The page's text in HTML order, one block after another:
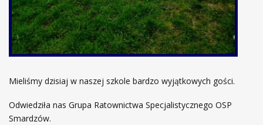
Mieliśmy dzisiaj w naszej szkole bardzo wyjątkowych gości.
Odwiedziła nas Grupa Ratownictwa Specjalistycznego OSP
Smardzów.